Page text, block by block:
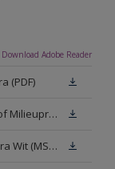
Download Adobe Reader
(PDF)
Sikkens Lacquers Solventbased- EPD of Milieuproductverklaring
Veiligheidsinformatieblad Rubbol Satura Wit (MSDS)